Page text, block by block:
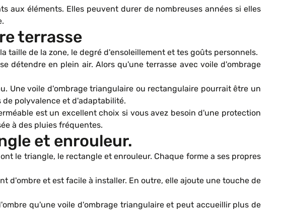
aux éléments. Elles peuvent durer de nombreuses années si elles
terrasse
de la zone, le degré d'ensoleillement et tes goûts personnels.
détendre en plein air. Alors qu'une terrasse avec voile d'ombrage
Une voile d'ombrage triangulaire ou rectangulaire pourrait être un
polyvalence et d'adaptabilité.
est un excellent choix si vous avez besoin d'une protection
à des pluies fréquentes.
et enrouleur.
le triangle, le rectangle et enrouleur. Chaque forme a ses propres
d'ombre et est facile à installer. En outre, elle ajoute une touche de
qu'une voile d'ombrage triangulaire et peut accueillir plus de